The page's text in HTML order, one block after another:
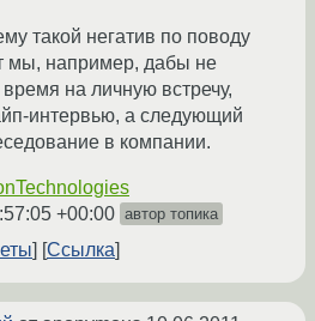
такой негатив по поводу
мы, например, дабы не
на личную встречу,
интервью, а следующий
в компании.
+00:00 автор топика
Ссылка